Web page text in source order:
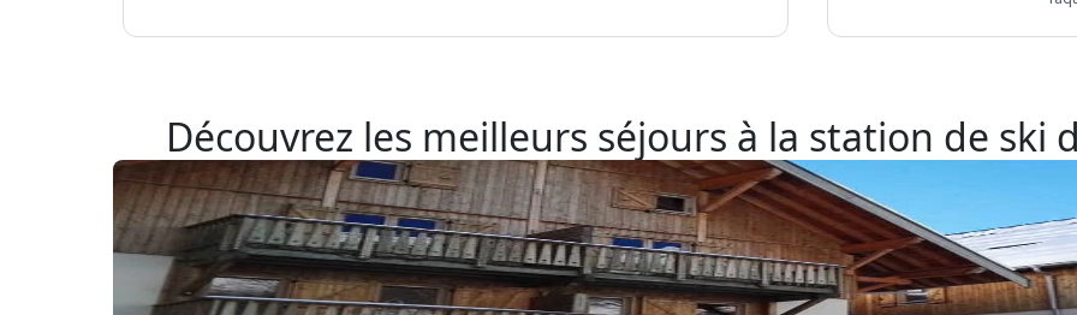
Découvrez les meilleurs séjours à la station de ski